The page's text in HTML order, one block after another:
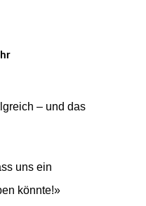
– und das
uns ein
könnte!»